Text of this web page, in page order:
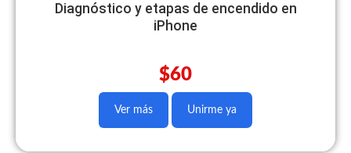
Diagnóstico y etapas de encendido en
iPhone
$60
Ver más Unirme ya